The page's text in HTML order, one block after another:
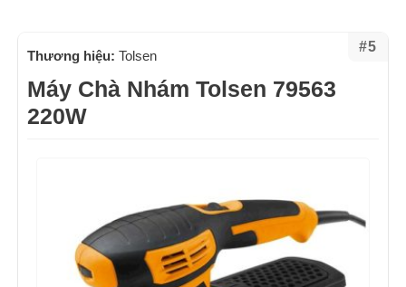
#5
Thương hiệu: Tolsen
Máy Chà Nhám Tolsen 79563
220W